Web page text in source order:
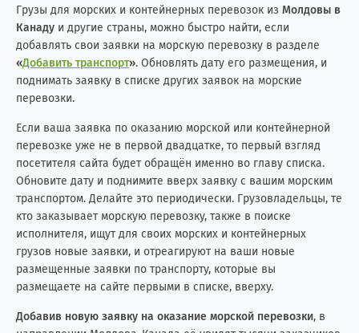
Грузы для морских и контейнерных перевозок из Молдовы в
Канаду и другие страны, можно быстро найти, если
добавлять свои заявки на морскую перевозку в разделе
«Добавить транспорт». Обновлять дату его размещения, и
поднимать заявку в списке других заявок на морские
перевозки.
Если ваша заявка по оказанию морской или контейнерной
перевозке уже не в первой двадцатке, то первый взгляд
посетителя сайта будет обращён именно во главу списка.
Обновите дату и поднимите вверх заявку с вашим морским
транспортом. Делайте это периодически. Грузовладельцы, те
кто заказывает морскую перевозку, также в поиске
исполнителя, ищут для своих морских и контейнерных
грузов новые заявки, и отреагируют на ваши новые
размещенные заявки по транспорту, которые вы
размещаете на сайте первыми в списке, вверху.
Добавив новую заявку на оказание морской перевозки, в